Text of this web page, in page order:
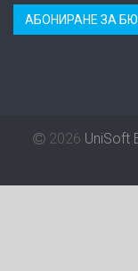
АБОНИРАНЕ ЗА
2026 UniSoft